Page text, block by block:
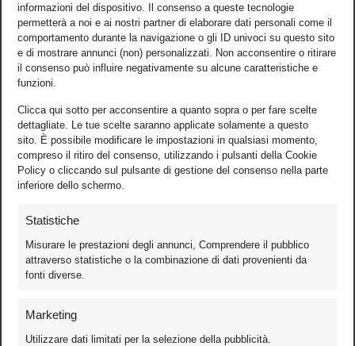
informazioni del dispositivo. Il consenso a queste tecnologie
permetterà a noi e ai nostri partner di elaborare dati personali come il
comportamento durante la navigazione o gli ID univoci su questo sito
e di mostrare annunci (non) personalizzati. Non acconsentire o ritirare
il consenso può influire negativamente su alcune caratteristiche e
funzioni.
Clicca qui sotto per acconsentire a quanto sopra o per fare scelte
dettagliate. Le tue scelte saranno applicate solamente a questo
sito. È possibile modificare le impostazioni in qualsiasi momento,
compreso il ritiro del consenso, utilizzando i pulsanti della Cookie
Policy o cliccando sul pulsante di gestione del consenso nella parte
inferiore dello schermo.
Statistiche
Misurare le prestazioni degli annunci, Comprendere il pubblico
attraverso statistiche o la combinazione di dati provenienti da
fonti diverse.
Marketing
Utilizzare dati limitati per la selezione della pubblicità.